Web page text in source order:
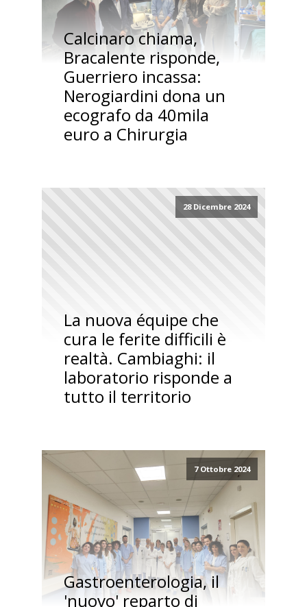
Calcinaro chiama,
Bracalente risponde,
Guerriero incassa:
Nerogiardini dona un
ecografo da 40mila
euro a Chirurgia
28 Dicembre 2024
La nuova équipe che
cura le ferite difficili è
realtà. Cambiaghi: il
laboratorio risponde a
tutto il territorio
7 Ottobre 2024
Gastroenterologia, il
'nuovo' reparto di